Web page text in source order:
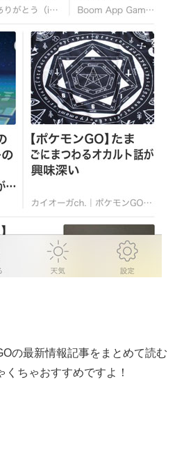
の最新情報記事をまとめて読む
ちゃおすすめですよ！